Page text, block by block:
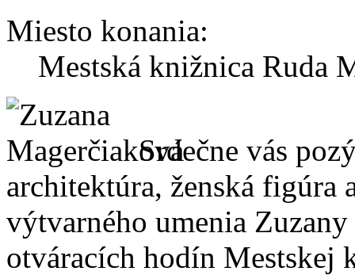
Miesto konania:
Mestská knižnica Ruda
Srdečne vás
architektúra, ženská figúra
výtvarného umenia
otváracích hodín Mestskej